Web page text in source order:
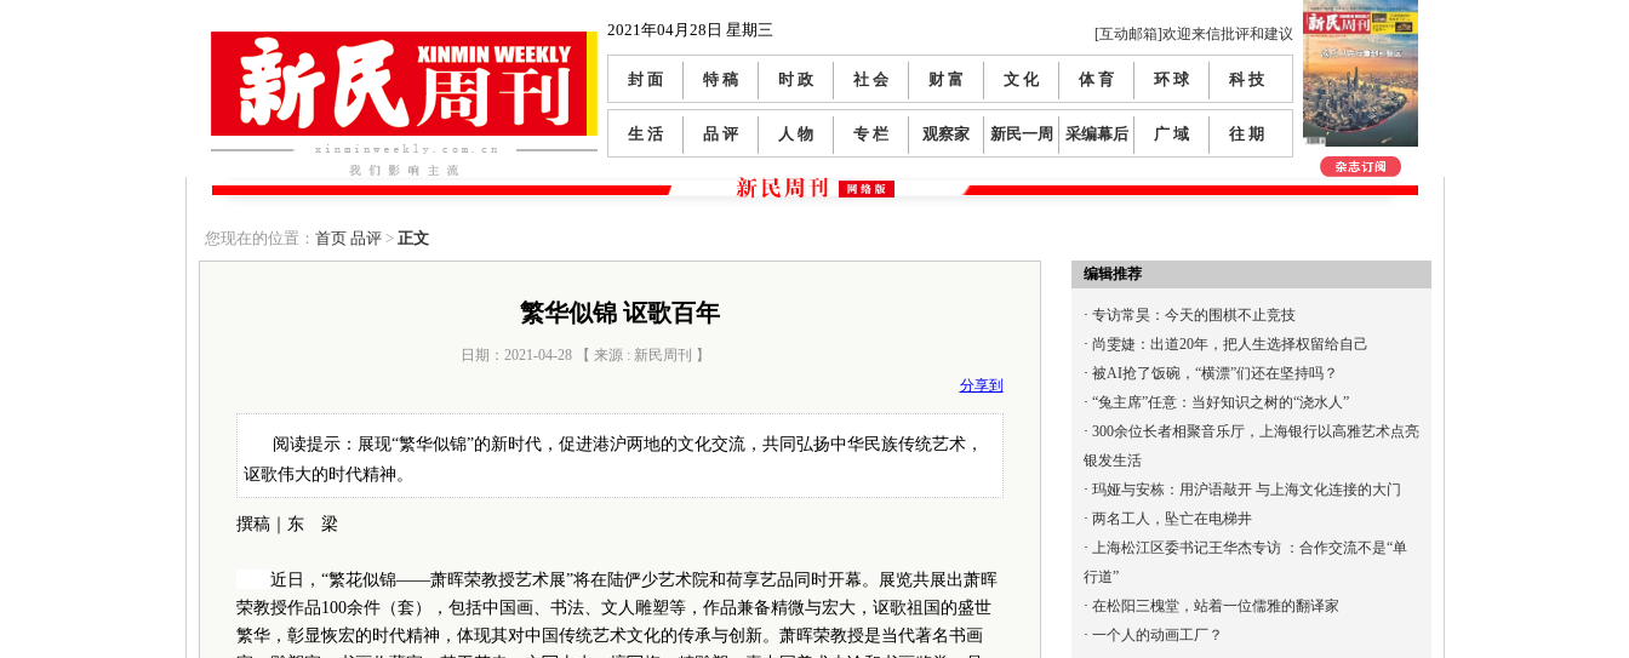
2021年04月28日 星期三 [互动邮箱]欢迎来信批评和建议
封 面 特 稿 时 政 社 会 财 富 文 化 体 育 环 球 科 技
生 活 品 评 人 物 专 栏 观察家 新民一周 采编幕后 广 域 往 期
您现在的位置： 首页 品评> 正文
繁华似锦 讴歌百年
日期：2021-04-28 【 来源 : 新民周刊 】
分享到
阅读提示：展现“繁华似锦”的新时代，促进港沪两地的文化交流，共同弘扬中华民族传统艺术，
讴歌伟大的时代精神。
撰稿｜东 梁
近日，“繁花似锦——萧晖荣教授艺术展”将在陆俨少艺术院和荷享艺品同时开幕。展览共展出萧晖
荣教授作品100余件（套），包括中国画、书法、文人雕塑等，作品兼备精微与宏大，讴歌祖国的盛世
繁华，彰显恢宏的时代精神，体现其对中国传统艺术文化的传承与创新。萧晖荣教授是当代著名书画
编辑推荐
· 专访常昊：今天的围棋不止竞技
· 尚雯婕：出道20年，把人生选择权留给自己
· 被AI抢了饭碗，“横漂”们还在坚持吗？
· “兔主席”任意：当好知识之树的“浇水人”
· 300余位长者相聚音乐厅，上海银行以高雅艺术点亮
银发生活
· 玛娅与安栋：用沪语敲开 与上海文化连接的大门
· 两名工人，坠亡在电梯井
· 上海松江区委书记王华杰专访 ：合作交流不是“单
行道”
· 在松阳三槐堂，站着一位儒雅的翻译家
· 一个人的动画工厂？